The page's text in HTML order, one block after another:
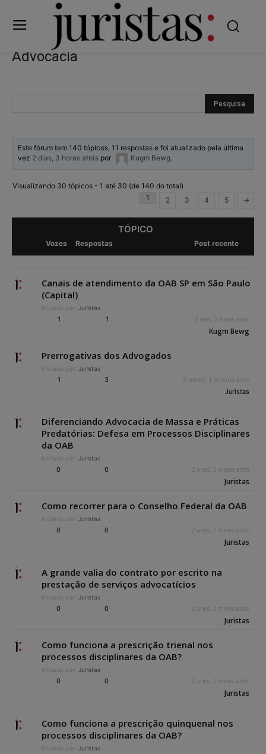
Advocacia
Este fórum tem 140 tópicos, 11 respostas e foi atualizado pela última
vez 2 dias, 3 horas atrás por Kugm Bewg.
Visualizando 30 tópicos - 1 até 30 (de 140 do total)
1
2 3 4 5 →
TÓPICO
Vozes Respostas Post recente
Canais de atendimento da OAB SP em São Paulo
(Capital)
Iniciado por: Juristas
1 1 2 dias, 3 horas atrás
Kugm Bewg
Prerrogativas dos Advogados
Iniciado por: Juristas
1 3
8 meses, 1 semana atrás
Juristas
Diferenciando Advocacia de Massa e Práticas
Predatórias: Defesa em Processos Disciplinares
da OAB
Iniciado por: Juristas
0 0 2 anos, 2 meses atrás
Juristas
Como recorrer para o Conselho Federal da OAB
Iniciado por: Juristas
0 0 2 anos, 2 meses atrás
Juristas
A grande valia do contrato por escrito na
prestação de serviços advocatícios
Iniciado por: Juristas
0 0 2 anos, 2 meses atrás
Juristas
Como funciona a prescrição trienal nos
processos disciplinares da OAB?
Iniciado por: Juristas
0 0 2 anos, 2 meses atrás
Juristas
Como funciona a prescrição quinquenal nos
processos disciplinares da OAB?
Iniciado por: Juristas